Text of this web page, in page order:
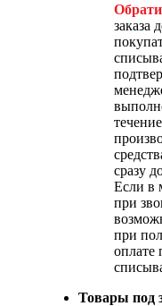
заказа
сразу
Если в
при
при
оплате
Товары под